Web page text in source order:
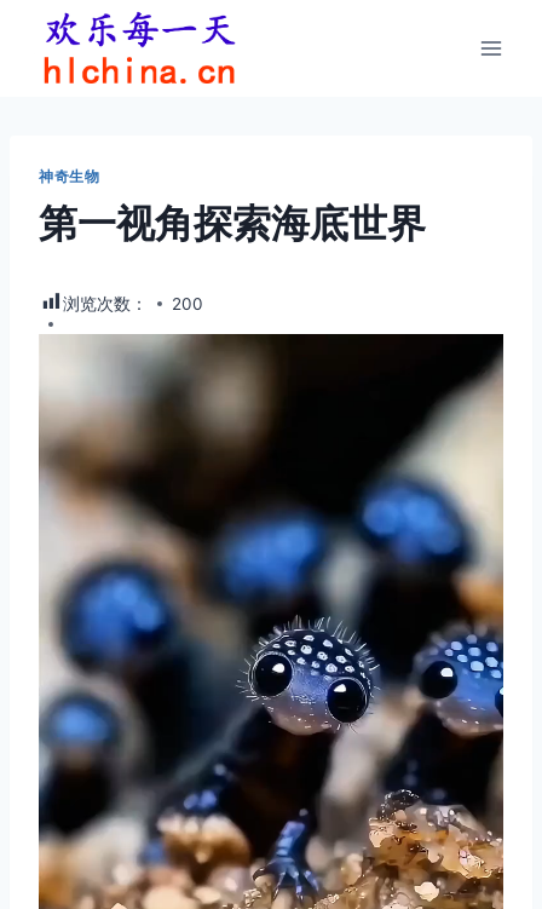
神奇生物
第一视角探索海底世界
浏览次数： 200